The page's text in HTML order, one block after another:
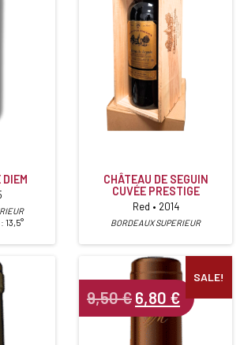
DIEM
CHÂTEAU DE SEGUIN
CUVÉE PRESTIGE
Red • 2014
BORDEAUX SUPERIEUR
SALE!
9,50€ Original
price
was:
9,50 €.
6,80 €Current
price
is:
6,80 €.